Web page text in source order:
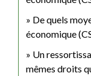
De quels
économique
Un
mêmes droits